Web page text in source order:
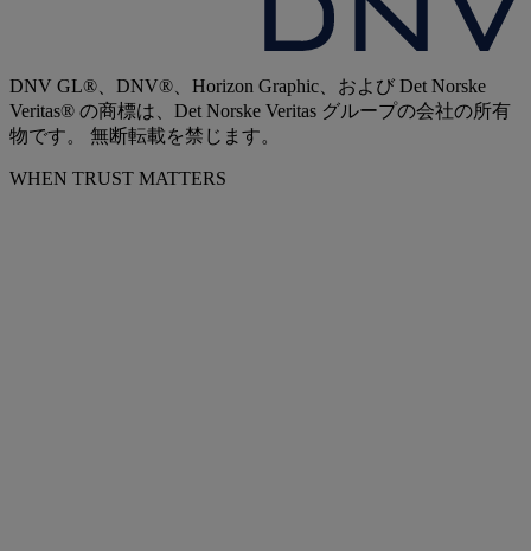
DNV GL®、DNV®、Horizon Graphic、および Det Norske
Veritas® の商標は、Det Norske Veritas グループの会社の所有
物です。 無断転載を禁じます。
WHEN TRUST MATTERS